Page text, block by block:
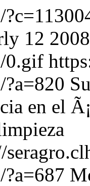
12
0.gif
en el